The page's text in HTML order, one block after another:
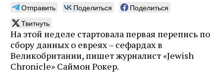
Отправить Поделиться
Поделиться
Твитнуть
На этой неделе стартовала первая перепись по
сбору данных о евреях – сефардах в
Великобритании, пишет журналист «Jewish
Chronicle» Саймон Рокер.